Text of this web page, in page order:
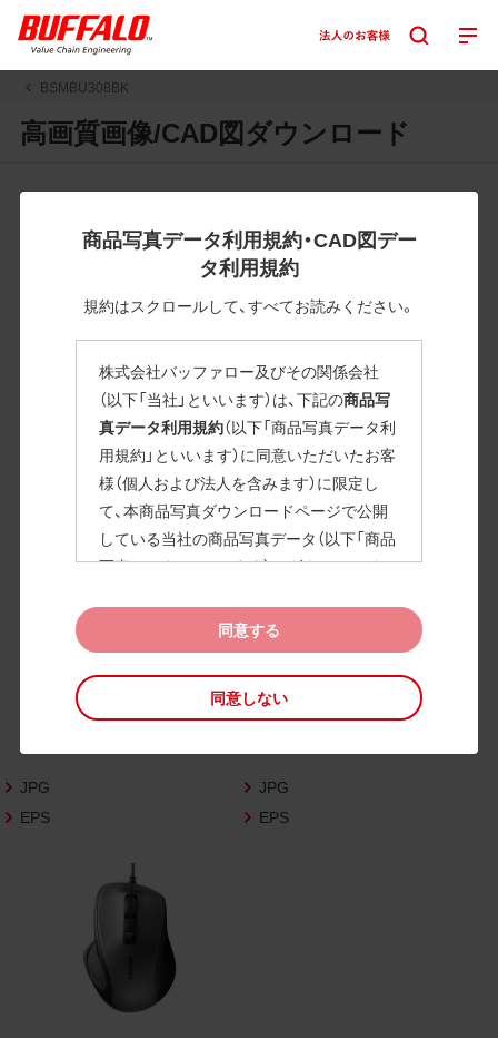
BSMBU308BK
高画質画像/CAD図ダウンロード
商品写真データ利用規約・CAD図デー
タ利用規約
規約はスクロールして、すべてお読みください。
株式会社バッファロー及びその関係会社
（以下「当社」といいます）は、下記の商品写
真データ利用規約（以下「商品写真データ利
用規約」といいます）に同意いただいたお客
様（個人および法人を含みます）に限定し
て、本商品写真ダウンロードページで公開
している当社の商品写真データ（以下「商品
写真データ」といいます）のダウンロードお
また、当社は、下記のCAD図データ利用規約
（以下「CAD図データ利用規約」といいます）
に同意いただいたお客様に限定して、本CA
D図ダウンロードページで公開している当
いいます）の利用を許諾いたします。
お客様が「同意する」ボタンをクリックされ
た場合、商品写真データ利用規約及びCAD
みなされます。
なお、商品写真データ利用規約及びCAD図
データ利用規約の記載事項は予告なく変更
されることがあります。各データをダウン
ロードする際には最新の規約をご確認くだ
さいますようお願い申し上げます。
同意する
同意しない
すと圧縮ファイルのダウンロードが始まります。
JPEG・EPSファイルにはパスが設定されています。画像編集
の際に便利です。PNG画像は原則として背景を透過したもの
を提供しています。
掲載データ「JPEG、PNG : 低解像度(RGBカラー)」 「EPS : 高
解像度(CMYKカラー)」
BSMBU308BK
高画質画像
JPG
EPS
JPG
EPS